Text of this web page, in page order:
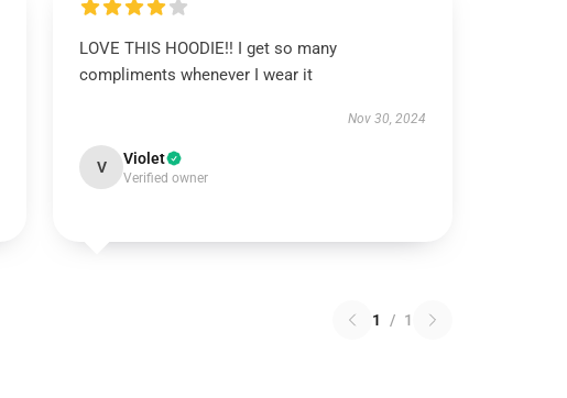
LOVE THIS HOODIE!! I get so many
compliments whenever I wear it
Nov 30, 2024
V Violet
Verified owner
1 / 1